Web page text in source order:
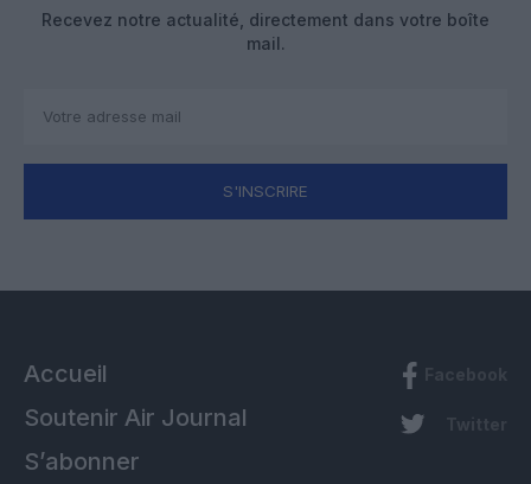
Recevez notre actualité, directement dans votre boîte
mail.
S'INSCRIRE
Accueil
Soutenir Air Journal
S’abonner